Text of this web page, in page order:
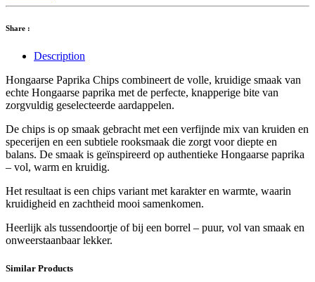
Share :
Description
Hongaarse Paprika Chips combineert de volle, kruidige smaak van
echte Hongaarse paprika met de perfecte, knapperige bite van
zorgvuldig geselecteerde aardappelen.
De chips is op smaak gebracht met een verfijnde mix van kruiden en
specerijen en een subtiele rooksmaak die zorgt voor diepte en
balans. De smaak is geïnspireerd op authentieke Hongaarse paprika
– vol, warm en kruidig.
Het resultaat is een chips variant met karakter en warmte, waarin
kruidigheid en zachtheid mooi samenkomen.
Heerlijk als tussendoortje of bij een borrel – puur, vol van smaak en
onweerstaanbaar lekker.
Similar Products